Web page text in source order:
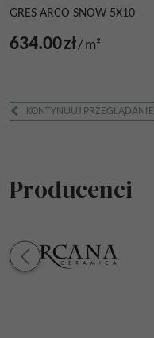
GRES ARCO SNOW 5X10
634.00zł/m²
KONTYNUUJ PRZEGLĄDANIE
Producenci